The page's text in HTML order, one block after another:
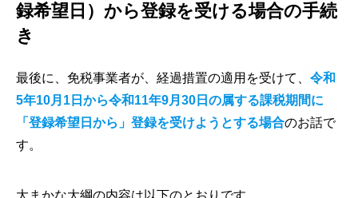
録希望日）から登録を受ける場合の手続
き
最後に、免税事業者が、経過措置の適用を受けて、 令和
5年10月1日から令和11年9月30日の属する課税期間に
「登録希望日から」登録を受けようとする場合のお話で
す。